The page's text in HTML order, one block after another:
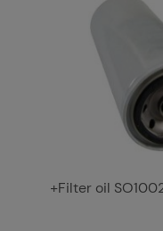
+Filter oil